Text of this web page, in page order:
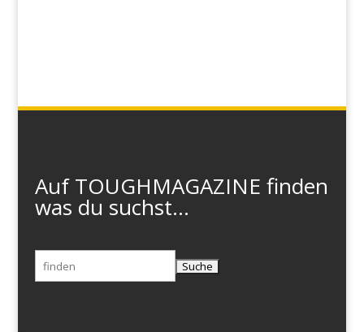
Auf TOUGHMAGAZINE finden
was du suchst...
Suchen
nach: